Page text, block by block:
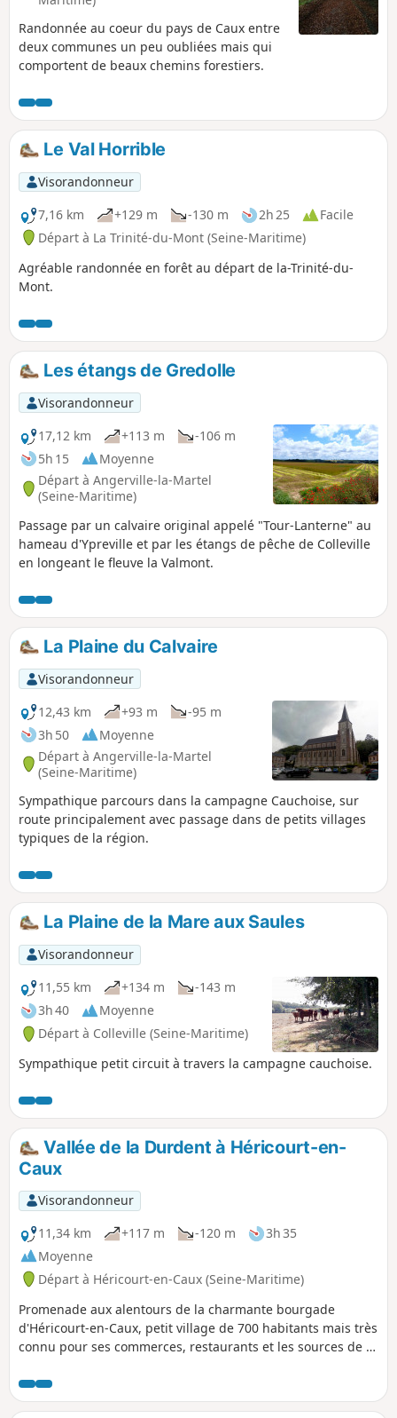
Randonnée au coeur du pays de Caux entre
deux communes un peu oubliées mais qui
comportent de beaux chemins forestiers.
Le Val Horrible
Visorandonneur
7,16 km
+129 m -130 m 2h 25
Facile
Départ à La Trinité-du-Mont (Seine-Maritime)
Agréable randonnée en forêt au départ de la-Trinité-du-
Mont.
Les étangs de Gredolle
Visorandonneur
17,12 km
+113 m
-106 m
5h 15
Moyenne
Départ à Angerville-la-Martel
(Seine-Maritime)
Passage par un calvaire original appelé "Tour-Lanterne" au
hameau d'Ypreville et par les étangs de pêche de Colleville
en longeant le fleuve la Valmont.
La Plaine du Calvaire
Visorandonneur
12,43 km
+93 m
-95 m
3h 50
Moyenne
Départ à Angerville-la-Martel
(Seine-Maritime)
Sympathique parcours dans la campagne Cauchoise, sur
route principalement avec passage dans de petits villages
typiques de la région.
La Plaine de la Mare aux Saules
Visorandonneur
11,55 km
+134 m
-143 m
3h 40
Moyenne
Départ à Colleville (Seine-Maritime)
Sympathique petit circuit à travers la campagne cauchoise.
Vallée de la Durdent à Héricourt-en-
Caux
Visorandonneur
11,34 km
+117 m -120 m
3h 35
Moyenne
Départ à Héricourt-en-Caux (Seine-Maritime)
Promenade aux alentours de la charmante bourgade
d'Héricourt-en-Caux, petit village de 700 habitants mais très
connu pour ses commerces, restaurants et les sources de la